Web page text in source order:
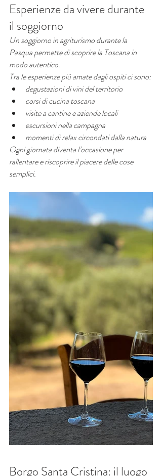
Esperienze da vivere durante
il soggiorno
Un soggiorno in agriturismo durante la
Pasqua permette di scoprire la Toscana in
modo autentico.
Tra le esperienze più amate dagli ospiti ci sono:
degustazioni di vini del territorio
corsi di cucina toscana
visite a cantine e aziende locali
escursioni nella campagna
momenti di relax circondati dalla natura
Ogni giornata diventa l’occasione per
rallentare e riscoprire il piacere delle cose
semplici.
Borgo Santa Cristina: il luogo